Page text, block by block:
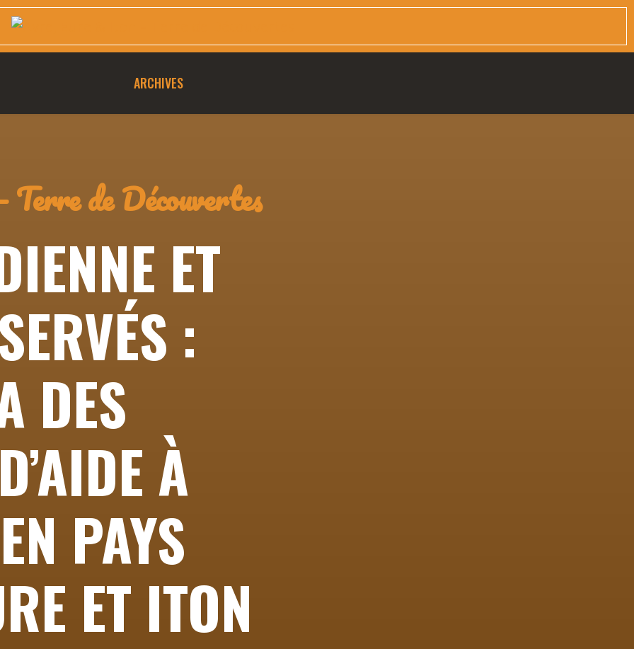
ARCHIVES
de Découvertes
ET
:
DES
À
PAYS
ET ITON